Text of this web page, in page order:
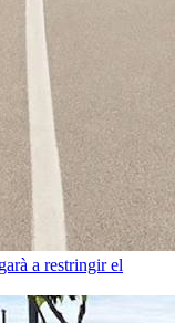
a restringir el